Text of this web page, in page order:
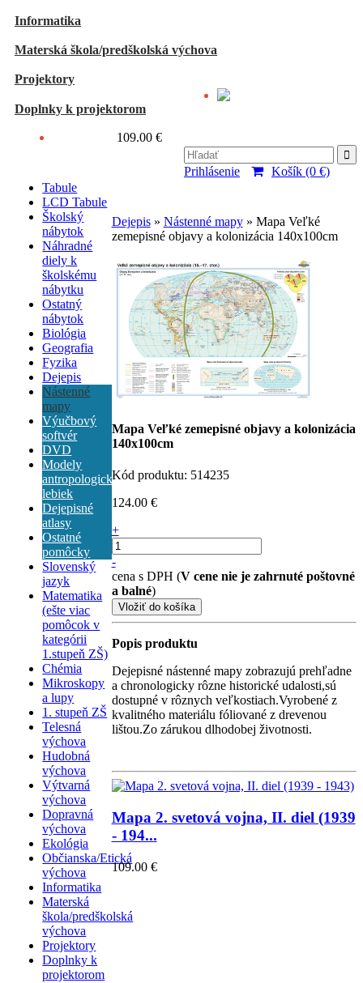
Informatika
Materská škola/predškolská výchova
Projektory
Doplnky k projektorom
O nás
Prihlásenie
Košík (0 €)
Tabule
LCD Tabule
Školský
nábytok
Náhradné
diely k
školskému
nábytku
Ostatný
nábytok
Biológia
Geografia
Fyzika
Dejepis
Nástenné
mapy
Výučbový
softvér
DVD
Modely
antropologických
lebiek
Dejepisné
atlasy
Ostatné
pomôcky
Slovenský
jazyk
Matematika
(ešte viac
pomôcok v
kategórii
1.stupeň ZŠ)
Chémia
Mikroskopy
a lupy
1. stupeň ZŠ
Telesná
výchova
Hudobná
výchova
Výtvarná
výchova
Dopravná
výchova
Ekológia
Občianska/Etická
výchova
Informatika
Materská
škola/predškolská
výchova
Projektory
Doplnky k
projektorom
Dejepis» Nástenné mapy» Mapa Veľké
zemepisné objavy a kolonizácia 140x100cm
Mapa Veľké zemepisné objavy a kolonizácia
140x100cm
Kód produktu: 514235
124.00 €
+
-
cena s DPH (V cene nie je zahrnuté poštovné
a balné)
Popis produktu
Dejepisné nástenné mapy zobrazujú prehľadne
a chronologicky rôzne historické udalosti,sú
dostupné v rôznych veľkostiach.Vyrobené z
kvalitného materiálu fóliované z drevenou
lištou.Zo zárukou dlhodobej životnosti.
109.00 €
Mapa 2. svetová vojna, II. diel (1939
- 194...
109.00 €